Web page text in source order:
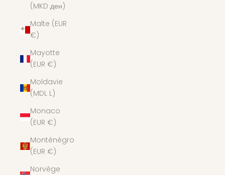
(MKD ден)
Malte (EUR
€)
Mayotte
(EUR €)
Moldavie
(MDL L)
Monaco
(EUR €)
Monténégro
(EUR €)
Norvège